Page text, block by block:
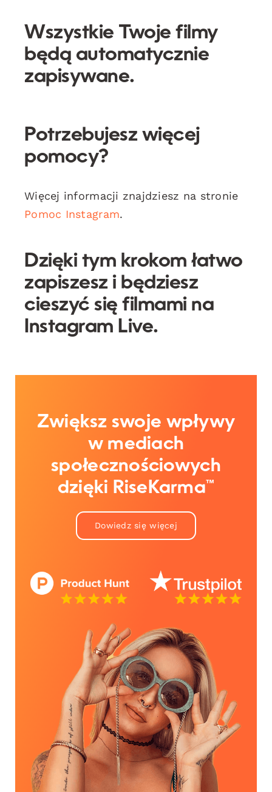
Wszystkie Twoje filmy
będą automatycznie
zapisywane.
Potrzebujesz więcej
pomocy?
Więcej informacji znajdziesz na stronie
Pomoc Instagram.
Dzięki tym krokom łatwo
zapiszesz i będziesz
cieszyć się filmami na
Instagram Live.
Zwiększ swoje wpływy
w mediach
społecznościowych
dzięki RiseKarma™
Dowiedz się więcej